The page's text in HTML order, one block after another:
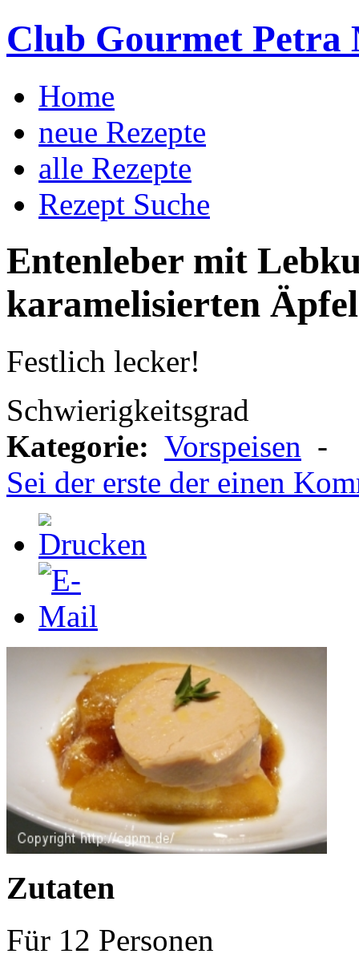
Club Gourmet Petra
Home
neue Rezepte
alle Rezepte
Rezept Suche
Entenleber mit
karamelisierten
Festlich lecker!
Schwierigkeitsgrad
Kategorie: Vorspeisen -
Sei der erste der einen
Zutaten
Für 12 Personen